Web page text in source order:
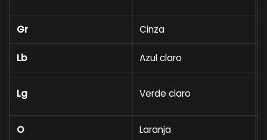
Gr Cinza
Lb Azul claro
Lg Verde claro
O Laranja